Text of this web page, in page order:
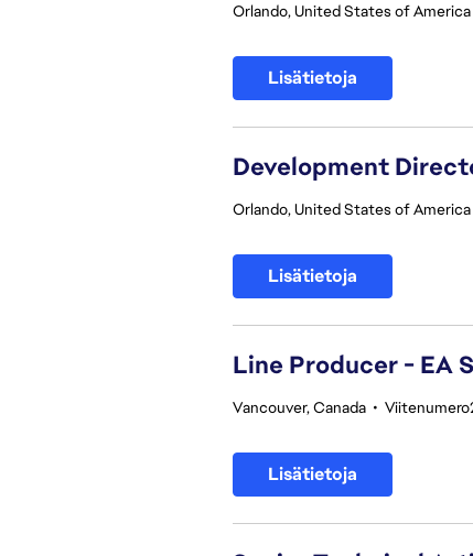
Orlando, United States of America
Lisätietoja
Development
Orlando, United States of America
Lisätietoja
Line Producer - EA
Vancouver, Canada •
Lisätietoja